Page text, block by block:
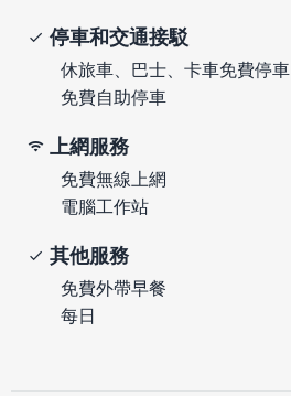
停車和交通接駁
休旅車、巴士、卡車免費停車
免費自助停車
上網服務
免費無線上網
電腦工作站
其他服務
免費外帶早餐
每日